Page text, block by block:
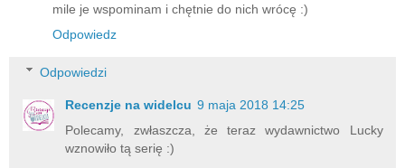
mile je wspominam i chętnie do nich wrócę :)
Odpowiedz
Odpowiedzi
Recenzje na widelcu 9 maja 2018 14:25
Polecamy, zwłaszcza, że teraz wydawnictwo Lucky
wznowiło tą serię :)